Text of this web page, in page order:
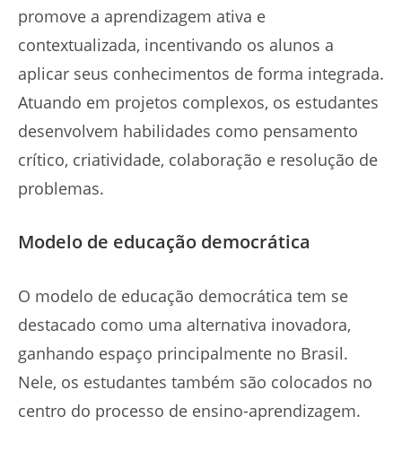
promove a aprendizagem ativa e
contextualizada, incentivando os alunos a
aplicar seus conhecimentos de forma integrada.
Atuando em projetos complexos, os estudantes
desenvolvem habilidades como pensamento
crítico, criatividade, colaboração e resolução de
problemas.
Modelo de educação democrática
O modelo de educação democrática tem se
destacado como uma alternativa inovadora,
ganhando espaço principalmente no Brasil.
Nele, os estudantes também são colocados no
centro do processo de ensino-aprendizagem.